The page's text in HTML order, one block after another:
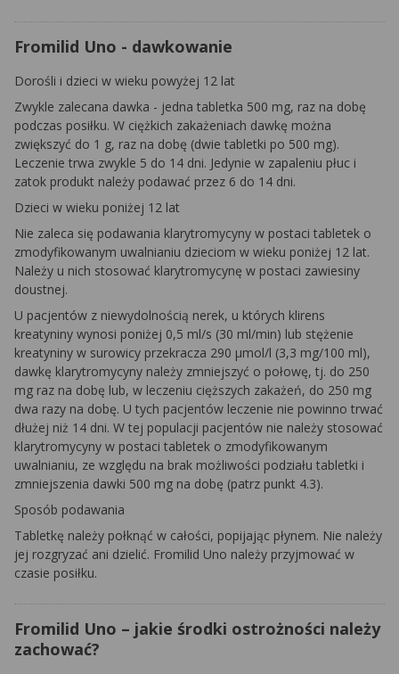
Fromilid Uno - dawkowanie
Dorośli i dzieci w wieku powyżej 12 lat
Zwykle zalecana dawka - jedna tabletka 500 mg, raz na dobę
podczas posiłku. W ciężkich zakażeniach dawkę można
zwiększyć do 1 g, raz na dobę (dwie tabletki po 500 mg).
Leczenie trwa zwykle 5 do 14 dni. Jedynie w zapaleniu płuc i
zatok produkt należy podawać przez 6 do 14 dni.
Dzieci w wieku poniżej 12 lat
Nie zaleca się podawania klarytromycyny w postaci tabletek o
zmodyfikowanym uwalnianiu dzieciom w wieku poniżej 12 lat.
Należy u nich stosować klarytromycynę w postaci zawiesiny
doustnej.
U pacjentów z niewydolnością nerek, u których klirens
kreatyniny wynosi poniżej 0,5 ml/s (30 ml/min) lub stężenie
kreatyniny w surowicy przekracza 290 µmol/l (3,3 mg/100 ml),
dawkę klarytromycyny należy zmniejszyć o połowę, tj. do 250
mg raz na dobę lub, w leczeniu cięższych zakażeń, do 250 mg
dwa razy na dobę. U tych pacjentów leczenie nie powinno trwać
dłużej niż 14 dni. W tej populacji pacjentów nie należy stosować
klarytromycyny w postaci tabletek o zmodyfikowanym
uwalnianiu, ze względu na brak możliwości podziału tabletki i
zmniejszenia dawki 500 mg na dobę (patrz punkt 4.3).
Sposób podawania
Tabletkę należy połknąć w całości, popijając płynem. Nie należy
jej rozgryzać ani dzielić. Fromilid Uno należy przyjmować w
czasie posiłku.
Fromilid Uno – jakie środki ostrożności należy
zachować?